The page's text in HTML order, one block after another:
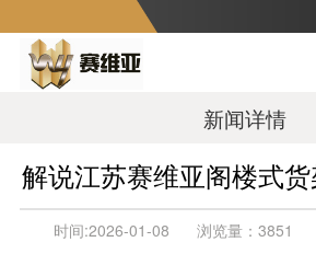
新闻详情
解说江苏赛维亚阁楼式
时间:2026-01-08 浏览量： 3851